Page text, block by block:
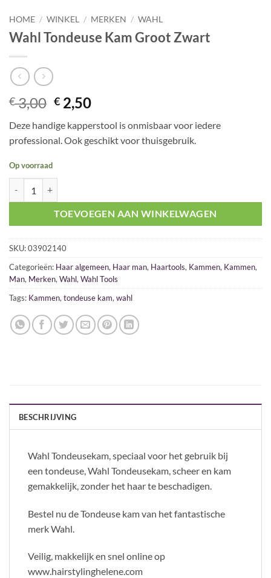
HOME / WINKEL / MERKEN / WAHL
Wahl Tondeuse Kam Groot Zwart
€3,00 Oorspronkelijke
prijs
was:
€ 3,00.
€ 2,50Huidige
is:
€ 2,50.
Deze handige kapperstool is onmisbaar voor iedere
professional. Ook geschikt voor thuisgebruik.
Op voorraad
TOEVOEGEN AAN WINKELWAGEN
SKU:03902140
Categorieën: Haar algemeen, Haar man, Haartools, Kammen, Kammen,
Man, Merken, Wahl, Wahl Tools
Tags: Kammen, tondeuse kam, wahl
BESCHRIJVING
Wahl Tondeusekam, speciaal voor het gebruik bij
een tondeuse, Wahl Tondeusekam, scheer en kam
gemakkelijk, zonder het haar te beschadigen.
Bestel nu de Tondeuse kam van het fantastische
merk Wahl.
Veilig, makkelijk en snel online op
www.hairstylinghelene.com